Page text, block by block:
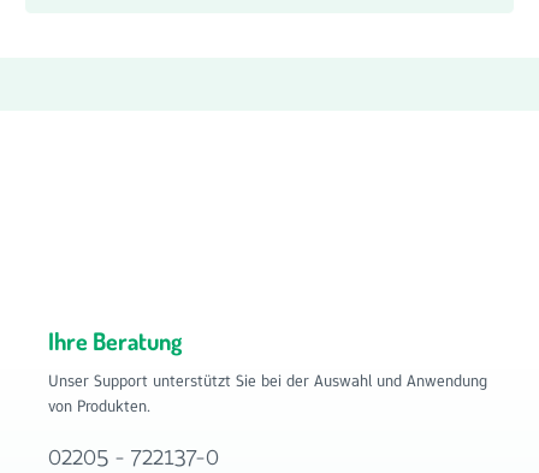
Ihre Beratung
Unser Support unterstützt Sie bei der Auswahl und Anwendung
von Produkten.
02205 - 722137-0